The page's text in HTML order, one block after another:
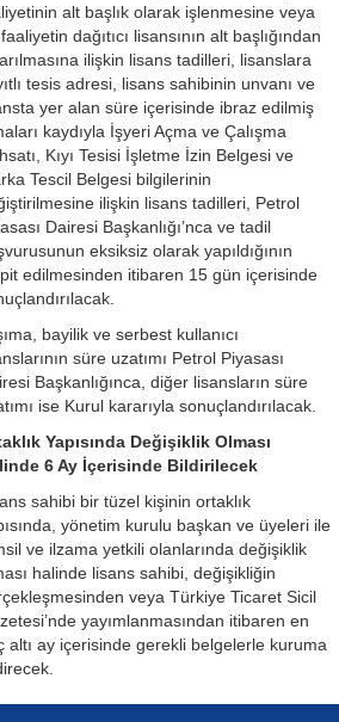
alt başlık olarak işlenmesine veya
dağıtıcı lisansının alt başlığından
ilişkin lisans tadilleri, lisanslara
tesis adresi, lisans sahibinin unvanı ve
yer alan süre içerisinde ibraz edilmiş
kaydıyla İşyeri Açma ve Çalışma
Kıyı Tesisi İşletme İzin Belgesi ve
Tescil Belgesi bilgilerinin
ilişkin lisans tadilleri, Petrol
Dairesi Başkanlığı’nca ve tadil
eksiksiz olarak yapıldığının
edilmesinden itibaren 15 gün içerisinde
bayilik ve serbest kullanıcı
süre uzatımı Petrol Piyasası
Başkanlığınca, diğer lisansların süre
ise Kurul kararıyla sonuçlandırılacak.
Yapısında Değişiklik Olması
6 Ay İçerisinde Bildirilecek
sahibi bir tüzel kişinin ortaklık
yönetim kurulu başkan ve üyeleri ile
ve ilzama yetkili olanlarında değişiklik
halinde lisans sahibi, değişikliğin
veya Türkiye Ticaret Sicil
yayımlanmasından itibaren en
altı ay içerisinde gerekli belgelerle kuruma